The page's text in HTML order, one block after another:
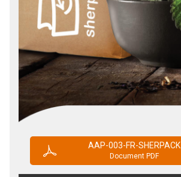
AAP-003-FR-SHERPACK
Document PDF